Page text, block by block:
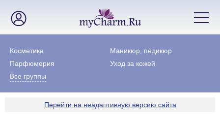
Косметика
Маникюр, педикюр
Парфюмерия
Уход за кожей
Все группы
Перейти на неадаптивную версию сайта